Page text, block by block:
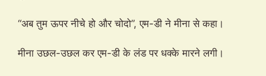
“अब तुम ऊपर नीचे हो और चोदो”, एम-डी ने मीना से कहा।
मीना उछल-उछल कर एम-डी के लंड पर धक्के मारने लगी।